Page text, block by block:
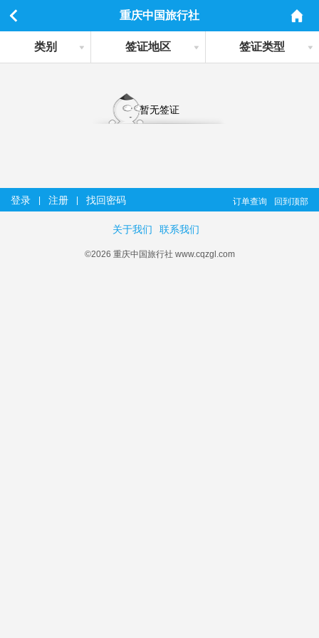
重庆中国旅行社
类别 签证地区 签证类型
暂无签证
登录 注册 找回密码 回到顶部
订单查询
关于我们 联系我们
©2026 重庆中国旅行社 www.cqzgl.com